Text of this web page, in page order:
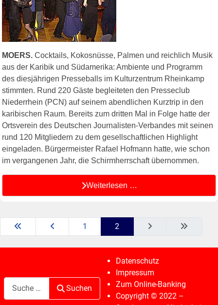
MOERS. Cocktails, Kokosnüsse, Palmen und reichlich Musik
aus der Karibik und Südamerika: Ambiente und Programm
des diesjährigen Presseballs im Kulturzentrum Rheinkamp
stimmten. Rund 220 Gäste begleiteten den Presseclub
Niederrhein (PCN) auf seinem abendlichen Kurztrip in den
karibischen Raum. Bereits zum dritten Mal in Folge hatte der
Ortsverein des Deutschen Journalisten-Verbandes mit seinen
rund 120 Mitgliedern zu dem gesellschaftlichen Highlight
eingeladen. Bürgermeister Rafael Hofmann hatte, wie schon
im vergangenen Jahr, die Schirmherrschaft übernommen.
Weiterlesen …
1 2
Suchen
Datenschutz
Impressum
Zum Online-Banking
Copyright © 2022 –